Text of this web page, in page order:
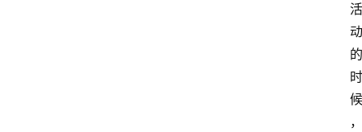
活
动
的
时
候
，